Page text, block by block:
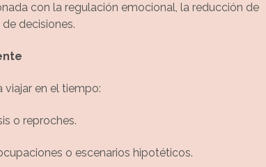
con la regulación emocional, la reducción de
decisiones.
viajar en el tiempo:
o reproches.
o escenarios hipotéticos.